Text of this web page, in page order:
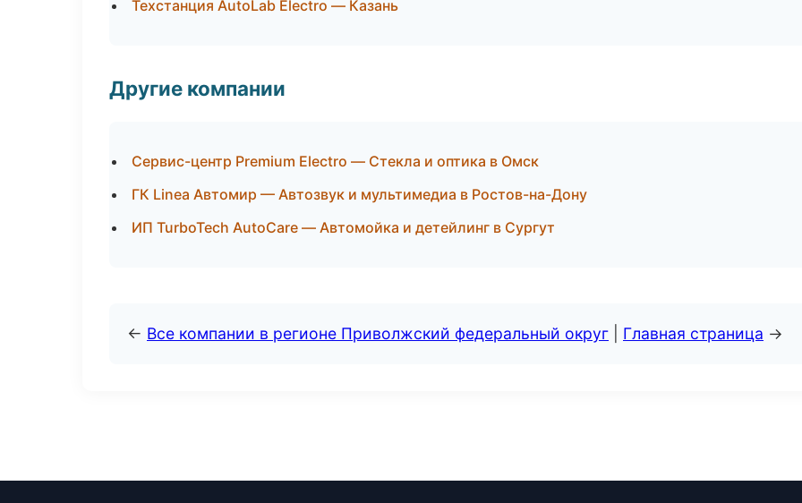
Техстанция AutoLab Electro — Казань
Другие компании
Сервис-центр Premium Electro — Стекла и оптика в Омск
ГК Linea Автомир — Автозвук и мультимедиа в Ростов-на-Дону
ИП TurboTech AutoCare — Автомойка и детейлинг в Сургут
← Все компании в регионе Приволжский федеральный округ Главная страница →